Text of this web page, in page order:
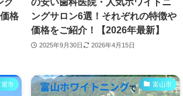
グ
格
の安い歯科医院・人気ホワイトニ
ングサロン6選！それぞれの特徴や
価格をご紹介！【2026年最新】
2025年9月30日 2026年4月15日
市 富山市